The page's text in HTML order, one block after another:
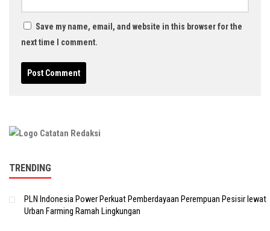
Save my name, email, and website in this browser for the
next time I comment.
TRENDING
PLN Indonesia Power Perkuat Pemberdayaan Perempuan Pesisir lewat
Urban Farming Ramah Lingkungan